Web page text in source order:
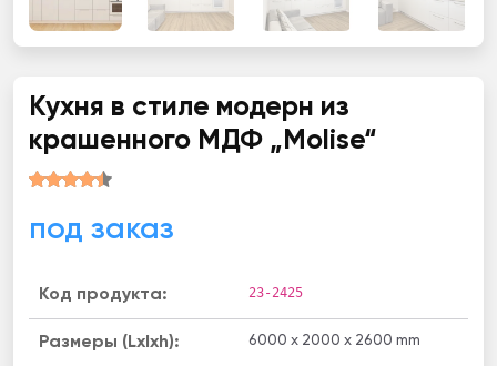
Кухня в стиле модерн из
крашенного МДФ „Molise“
под заказ
Код продукта: 23-2425
Размеры (Lxlxh): 6000 x 2000 x 2600 mm